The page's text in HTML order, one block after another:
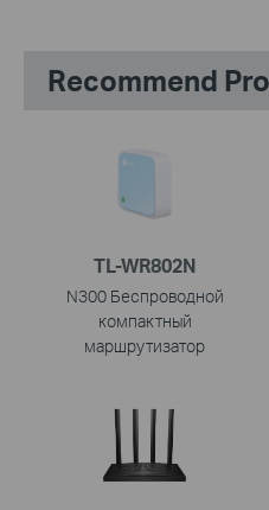
Recommend
TL-WR802N
N300 Беспроводной
компактный
маршрутизатор